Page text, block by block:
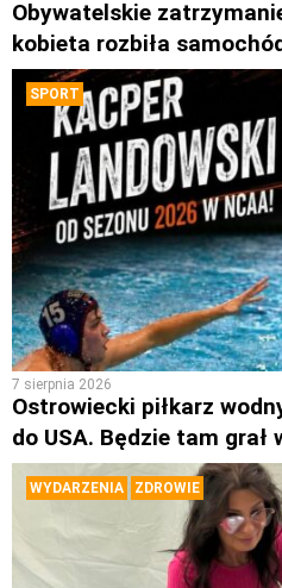
Obywatelskie
kobieta rozbiła
SPORT
7 sierpnia 2026
Ostrowiecki piłkarz
do USA. Będzie tam grał
WYDARZENIA ZDROWIE